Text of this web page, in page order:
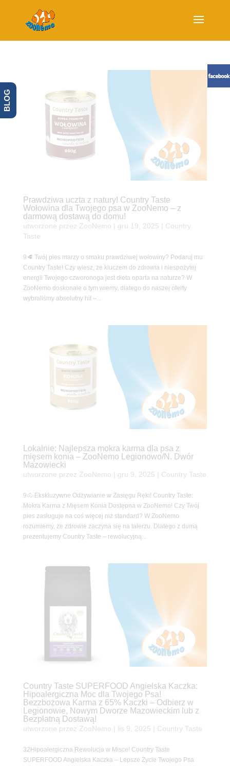
Prawdziwa uczta z natury! Country Taste
Wołowina dla Twojego psa w ZooNemo – z
darmową dostawą do domu!
utworzone przez ZooNemo gru 19, 2025
Country
Taste
9🥩 Twój pies marzy o smaku prawdziwej wołowiny? Podaruj mu
Country Taste! Czy wiesz, że kluczem do zdrowia i niespożytej
energii Twojego czworonoga jest dieta oparta na naturze? W
ZooNemo doskonale o tym wiemy, dlatego do naszej oferty
wybraliśmy absolutny hit –...
Lokalnie: Najlepsza mokra karma dla psa z
mięsem konia – ZooNemo Legionowo/N. Dwór
Mazowiecki
utworzone przez ZooNemo gru 9, 2025 Country Taste
9🐴 Ekskluzywne Odżywianie w Zasięgu Ręki! Country Taste:
Mokra Karma z Mięsem Konia Dostępna w ZooNemo! Czy Twój
pies zasługuje na coś więcej niż standard? W ZooNemo
rozumiemy, że zdrowie zaczyna się na talerzu. Dlatego z dumą
prezentujemy Country Taste – rewolucyjną...
Country Taste SUPERFOOD Angielska Kaczka:
Hipoalergiczna Moc dla Twojego Psa!
Bezzbożowa Karma z 65% Kaczki – Odbierz w
Legionowie, Nowym Dworze Mazowieckim lub z
Bezpłatną Dostawą!
utworzone przez ZooNemo lis 9, 2025 Country Taste
32Hipoalergiczna Rewolucja w Misce! Country Taste
SUPERFOOD Angielska Kaczka – Lepsze Życie Twojego Psa
BLOG